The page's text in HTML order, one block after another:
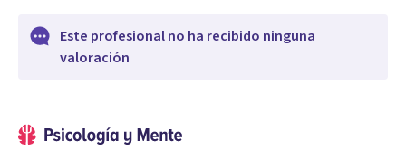
Este profesional no ha recibido ninguna
valoración